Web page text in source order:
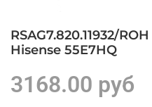
RSAG7.820.11932/
Hisense 55E7HQ
3168.00 руб